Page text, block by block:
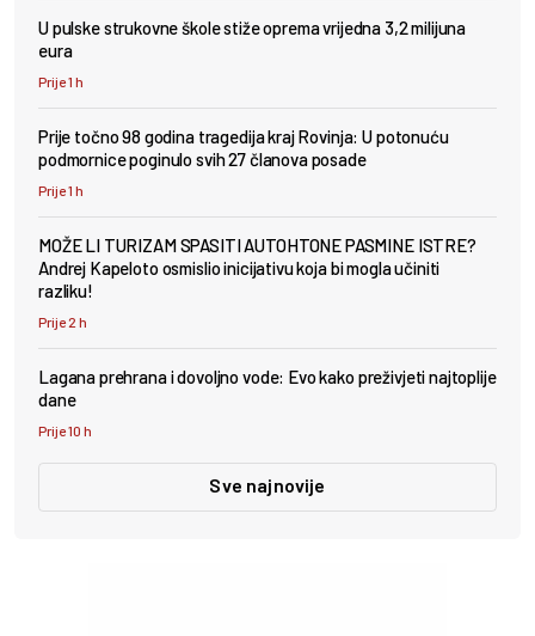
U pulske strukovne škole stiže oprema vrijedna 3,2 milijuna
eura
Prije 1 h
Prije točno 98 godina tragedija kraj Rovinja: U potonuću
podmornice poginulo svih 27 članova posade
Prije 1 h
MOŽE LI TURIZAM SPASITI AUTOHTONE PASMINE ISTRE?
Andrej Kapeloto osmislio inicijativu koja bi mogla učiniti
razliku!
Prije 2 h
Lagana prehrana i dovoljno vode: Evo kako preživjeti najtoplije
dane
Prije 10 h
Sve najnovije